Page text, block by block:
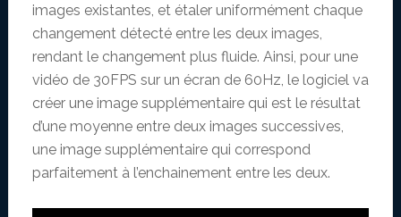
images existantes, et étaler uniformément chaque
changement détecté entre les deux images,
rendant le changement plus fluide. Ainsi, pour une
vidéo de 30FPS sur un écran de 60Hz, le logiciel va
créer une image supplémentaire qui est le résultat
d’une moyenne entre deux images successives,
une image supplémentaire qui correspond
parfaitement à l’enchainement entre les deux.